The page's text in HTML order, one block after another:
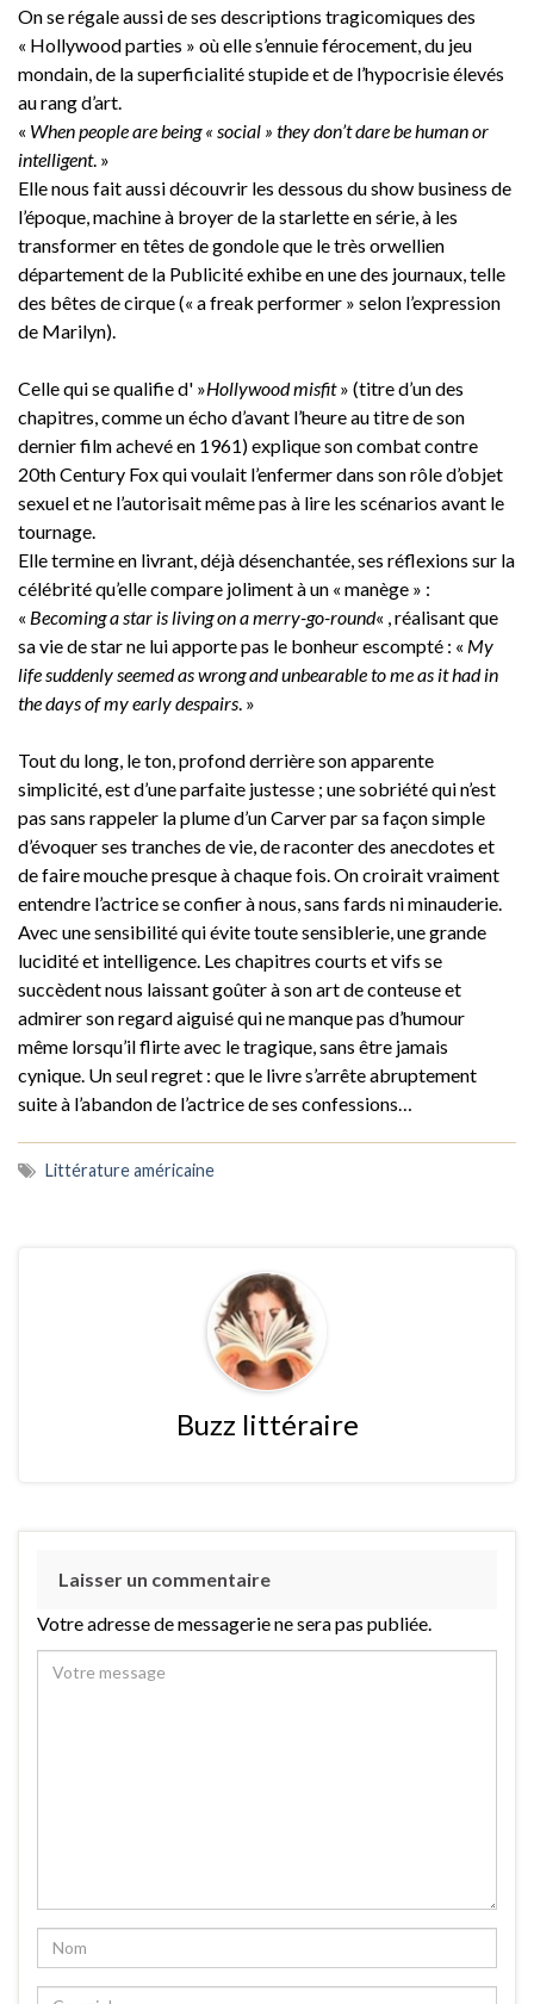
On se régale aussi de ses descriptions tragicomiques des
« Hollywood parties » où elle s’ennuie férocement, du jeu
mondain, de la superficialité stupide et de l’hypocrisie élevés
au rang d’art.
« When people are being « social » they don’t dare be human or
intelligent. »
Elle nous fait aussi découvrir les dessous du show business de
l’époque, machine à broyer de la starlette en série, à les
transformer en têtes de gondole que le très orwellien
département de la Publicité exhibe en une des journaux, telle
des bêtes de cirque (« a freak performer » selon l’expression
de Marilyn).
Celle qui se qualifie d' »Hollywood misfit» (titre d’un des
chapitres, comme un écho d’avant l’heure au titre de son
dernier film achevé en 1961) explique son combat contre
20th Century Fox qui voulait l’enfermer dans son rôle d’objet
sexuel et ne l’autorisait même pas à lire les scénarios avant le
tournage.
Elle termine en livrant, déjà désenchantée, ses réflexions sur la
célébrité qu’elle compare joliment à un « manège » :
« Becoming a star is living on a merry-go-round« , réalisant que
sa vie de star ne lui apporte pas le bonheur escompté : « My
life suddenly seemed as wrong and unbearable to me as it had in
the days of my early despairs . »
Tout du long, le ton, profond derrière son apparente
simplicité, est d’une parfaite justesse ; une sobriété qui n’est
pas sans rappeler la plume d’un Carver par sa façon simple
d’évoquer ses tranches de vie, de raconter des anecdotes et
de faire mouche presque à chaque fois. On croirait vraiment
entendre l’actrice se confier à nous, sans fards ni minauderie.
Avec une sensibilité qui évite toute sensiblerie, une grande
lucidité et intelligence. Les chapitres courts et vifs se
succèdent nous laissant goûter à son art de conteuse et
admirer son regard aiguisé qui ne manque pas d’humour
même lorsqu’il flirte avec le tragique, sans être jamais
cynique. Un seul regret : que le livre s’arrête abruptement
suite à l’abandon de l’actrice de ses confessions…
Littérature américaine
Buzz littéraire
Laisser un commentaire
Votre adresse de messagerie ne sera pas publiée.